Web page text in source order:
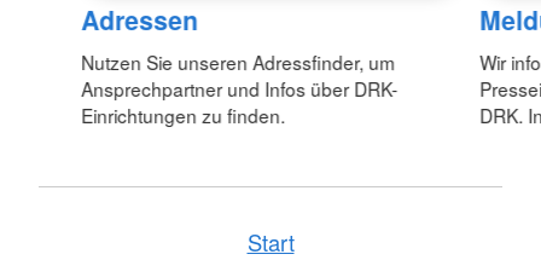
Adressen
Nutzen Sie unseren Adressfinder, um
Ansprechpartner und Infos über DRK-
Einrichtungen zu finden.
Wir
DRK.
Start